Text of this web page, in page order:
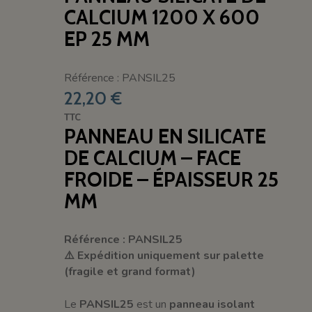
CALCIUM 1200 X 600
EP 25 MM
Référence : PANSIL25
22,20 €
TTC
PANNEAU EN SILICATE
DE CALCIUM – FACE
FROIDE – ÉPAISSEUR 25
MM
Référence : PANSIL25
⚠️ Expédition uniquement sur palette
(fragile et grand format)
Le PANSIL25 est un panneau isolant